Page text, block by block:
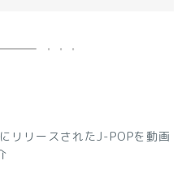
リリースされたJ-POPを動画